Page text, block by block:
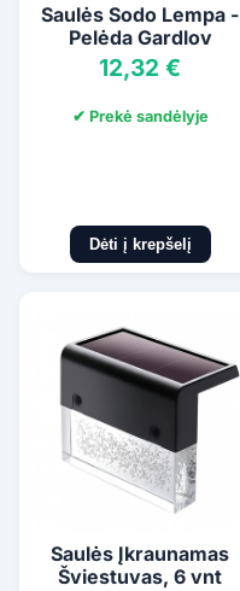
Saulės Sodo Lempa -
Pelėda Gardlov
12,32 €
✔ Prekė sandėlyje
Dėti į krepšelį
Saulės Įkraunamas
Šviestuvas, 6 vnt